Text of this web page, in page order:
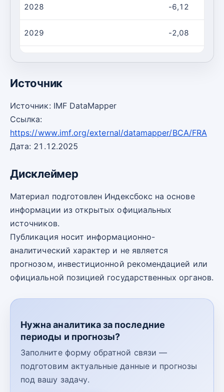
2028 -6,12
2029 -2,08
Источник
Источник: IMF DataMapper
Ссылка:
https://www.imf.org/external/datamapper/BCA/FRA
Дата: 21.12.2025
Дисклеймер
Материал подготовлен Индексбокс на основе
информации из открытых официальных
источников.
Публикация носит информационно-
аналитический характер и не является
прогнозом, инвестиционной рекомендацией или
официальной позицией государственных органов.
Нужна аналитика за последние
периоды и прогнозы?
Заполните форму обратной связи —
подготовим актуальные данные и прогнозы
под вашу задачу.